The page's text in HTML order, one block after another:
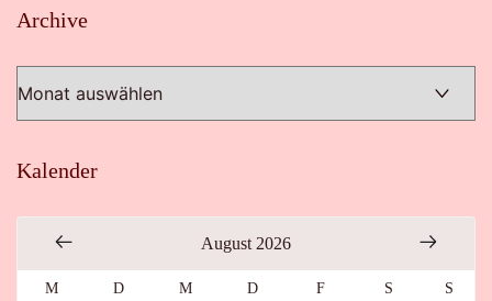
Archive
Kalender
August 2026
M D M D F S S